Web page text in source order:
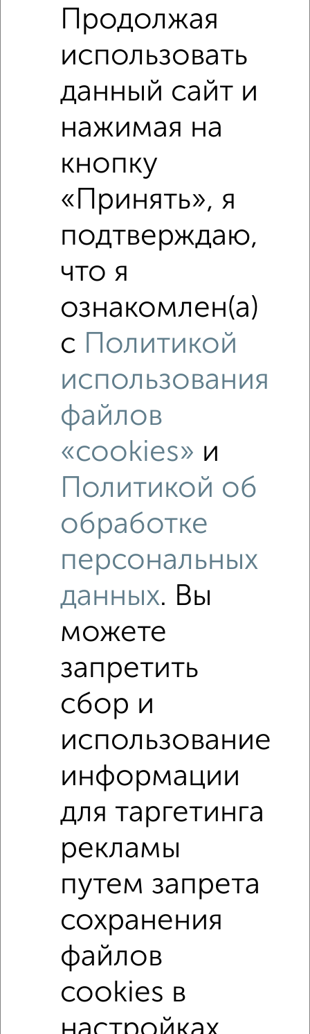
Сравнение средних цен
Студия квартиры с похожей площадью ±10%
4 970 000
Средняя цена район
Это предложение
Похожие предложения рядом
Студии квартиры недалеко от
Рядом, с меньшей ценой
Недалеко от с ценой ниже
Студии квартиры
не последний этаж
в малоэтажном доме с балконом
с центральным отоплением Вторичное жилье
Цена до 5 000 000 руб. площадью до 30 м²
Продолжая
использовать
данный сайт и
нажимая на
кнопку
«Принять», я
подтверждаю,
что я
ознакомлен(а)
с Политикой
использования
файлов
«cookies» и
Политикой об
обработке
персональных
данных. Вы
можете
запретить
сбор и
использование
информации
для таргетинга
рекламы
путем запрета
сохранения
файлов
cookies в